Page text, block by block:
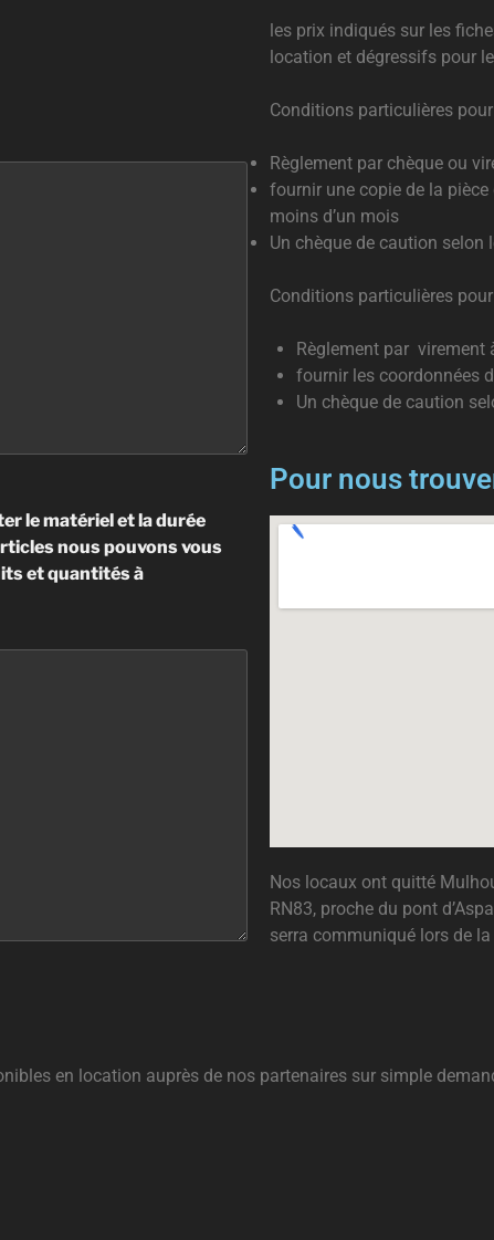
le matériel et la durée
nous pouvons vous
et quantités à
les prix indiqués sur les
location et dégressifs pour
Conditions particulières
Règlement par chèque ou
fournir une copie de la
moins d’un mois
Un chèque de caution
Conditions particulières
Règlement par virement
fournir les coordonnées
Un chèque de caution
Pour nous
Nos locaux ont quitté
RN83, proche du pont
serra communiqué lors de
en location auprès de nos partenaires sur simple